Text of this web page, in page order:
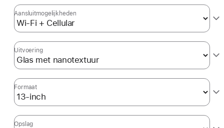
Aansluit­mogelijkheden
Uitvoering
Formaat
Opslag